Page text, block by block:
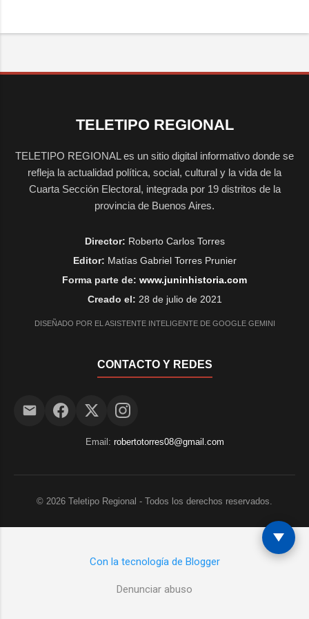
TELETIPO REGIONAL
TELETIPO REGIONAL es un sitio digital informativo donde se
refleja la actualidad política, social, cultural y la vida de la
Cuarta Sección Electoral, integrada por 19 distritos de la
provincia de Buenos Aires.
Director: Roberto Carlos Torres
Editor: Matías Gabriel Torres Prunier
Forma parte de: www.juninhistoria.com
Creado el: 28 de julio de 2021
DISEÑADO POR EL ASISTENTE INTELIGENTE DE GOOGLE GEMINI
CONTACTO Y REDES
Email: robertotorres08@gmail.com
© 2026 Teletipo Regional - Todos los derechos reservados.
Con la tecnología de Blogger
Denunciar abuso